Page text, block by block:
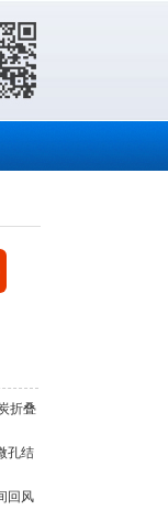
折叠
孔结
回风